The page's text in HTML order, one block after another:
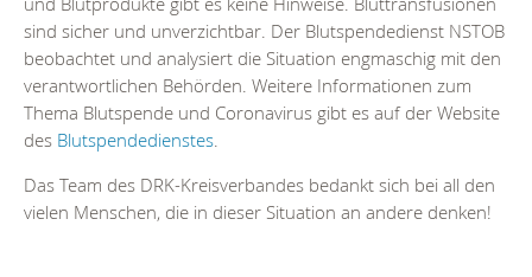
sind sicher und unverzichtbar. Der Blutspendedienst NSTOB
beobachtet und analysiert die Situation engmaschig mit den
verantwortlichen Behörden. Weitere Informationen zum
Thema Blutspende und Coronavirus gibt es auf der Website
des Blutspendedienstes
Das Team des DRK-Kreisverbandes bedankt sich bei all den
vielen Menschen, die in dieser Situation an andere denken!